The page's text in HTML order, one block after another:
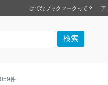
はてなブックマークって？ ア
件